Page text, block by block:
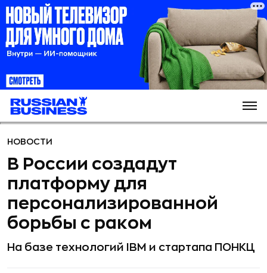
НОВОСТИ
В России создадут
платформу для
персонализированной
борьбы с раком
На базе технологий IBM и стартапа ПОНКЦ